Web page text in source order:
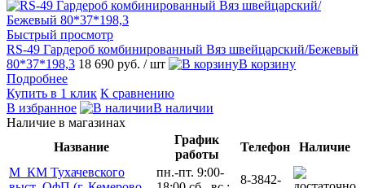
Быстрый просмотр
RS-49 Гардероб комбинированный Вяз швейцарский/Бежевый
80*37*198,3 18 690 руб. / шт
В корзину
Подробнее
Купить в 1 клик К сравнению
В избранное
В наличии
Наличие в магазинах
Название
График
работы
Телефон
Наличие
М_КМ Тухачевского
пн.-пт. 9:00-
8-3842-